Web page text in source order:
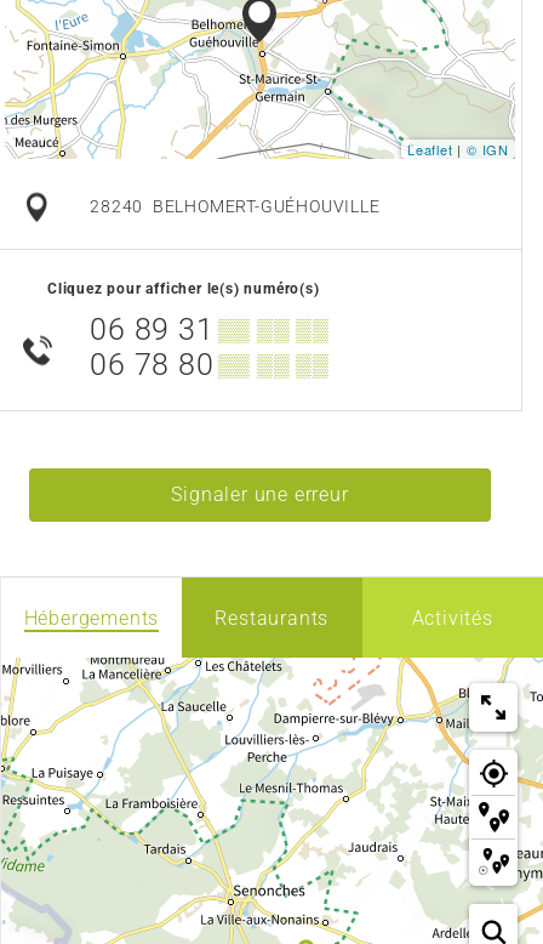
Leaflet | © IGN
28240 BELHOMERT-GUÉHOUVILLE
Cliquez pour afficher le(s) numéro(s)
06 89 31 ▒▒ ▒▒ ▒▒
06 78 80 ▒▒ ▒▒ ▒▒
Signaler une erreur
Hébergements Restaurants Activités